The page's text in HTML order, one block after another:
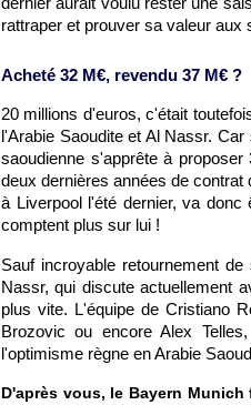
rattraper et prouver sa valeur aux
Acheté 32 M€, revendu 37 M€ ?
20 millions d'euros, c'était
l'Arabie Saoudite et Al Nassr.
saoudienne s'apprête à
deux dernières années de contrat
à Liverpool l'été dernier, va
comptent plus sur lui !
Sauf incroyable retournement
Nassr, qui discute actuellement
plus vite. L'équipe de Cristiano
Brozovic ou encore Alex
l'optimisme règne en Arabie
D'après vous, le Bayern